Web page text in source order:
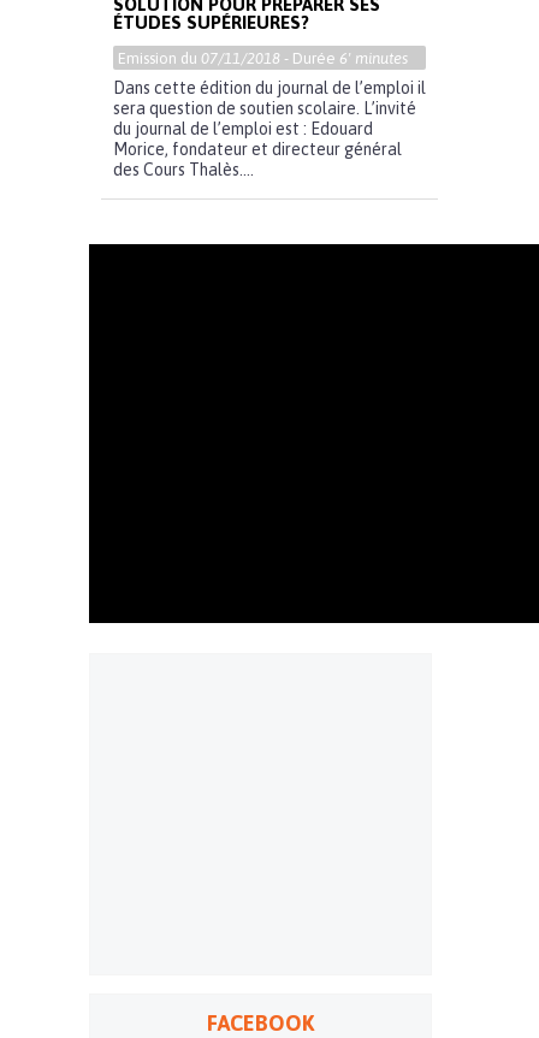
SOLUTION POUR PRÉPARER SES
ÉTUDES SUPÉRIEURES?
Emission du 07/11/2018 - Durée 6' minutes
Dans cette édition du journal de l’emploi il
sera question de soutien scolaire. L’invité
du journal de l’emploi est : Edouard
Morice, fondateur et directeur général
des Cours Thalès....
FACEBOOK